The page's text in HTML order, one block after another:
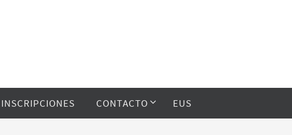
INSCRIPCIONES CONTACTO EUS